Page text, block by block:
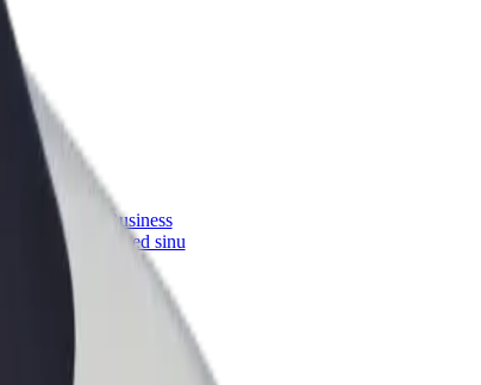
Bolt for Business
Bolti teenused sinu
ettevõttele